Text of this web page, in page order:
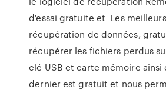
d'essai gratuite et Les
récupération de données,
récupérer les fichiers perdus
clé USB et carte mémoire ainsi
dernier est gratuit et nous